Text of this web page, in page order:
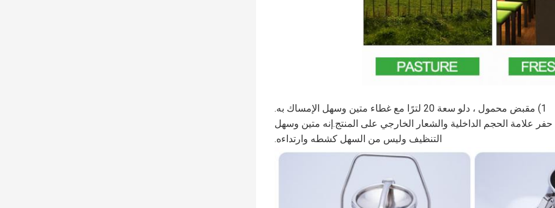
1) مقبض محمول ، دلو سعة 20 لترًا مع غطاء متين وسهل الإمساك به.
علامة الحجم الداخلية والشعار الخارجي على المنتج.إنه متين وسهل
التنظيف وليس من السهل كشطه وارتداءه.